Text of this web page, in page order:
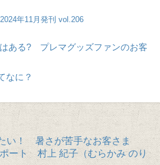
2024年11月発刊 vol.206
ある? プレマグッズファンのお客
なに？
い！ 暑さが苦手なお客さま
ート 村上 紀子（むらかみ のり